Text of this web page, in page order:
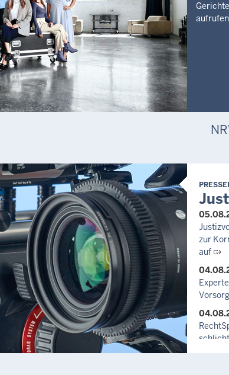
22. Sept. 2026, 10:00 Uhr
sonstiges Teileigentum (z.B. Keller,
Hobbyraum)
Odenwaldstraße 49, 51105 Köln,
Humboldt/Gremberg
4.700,00 €
22. Sept. 2026, 10:00 Uhr
sonstiges Teileigentum (z.B. Keller,
Letzte Aktualisierung:
Heute, 17:36 Uhr
zur
auf